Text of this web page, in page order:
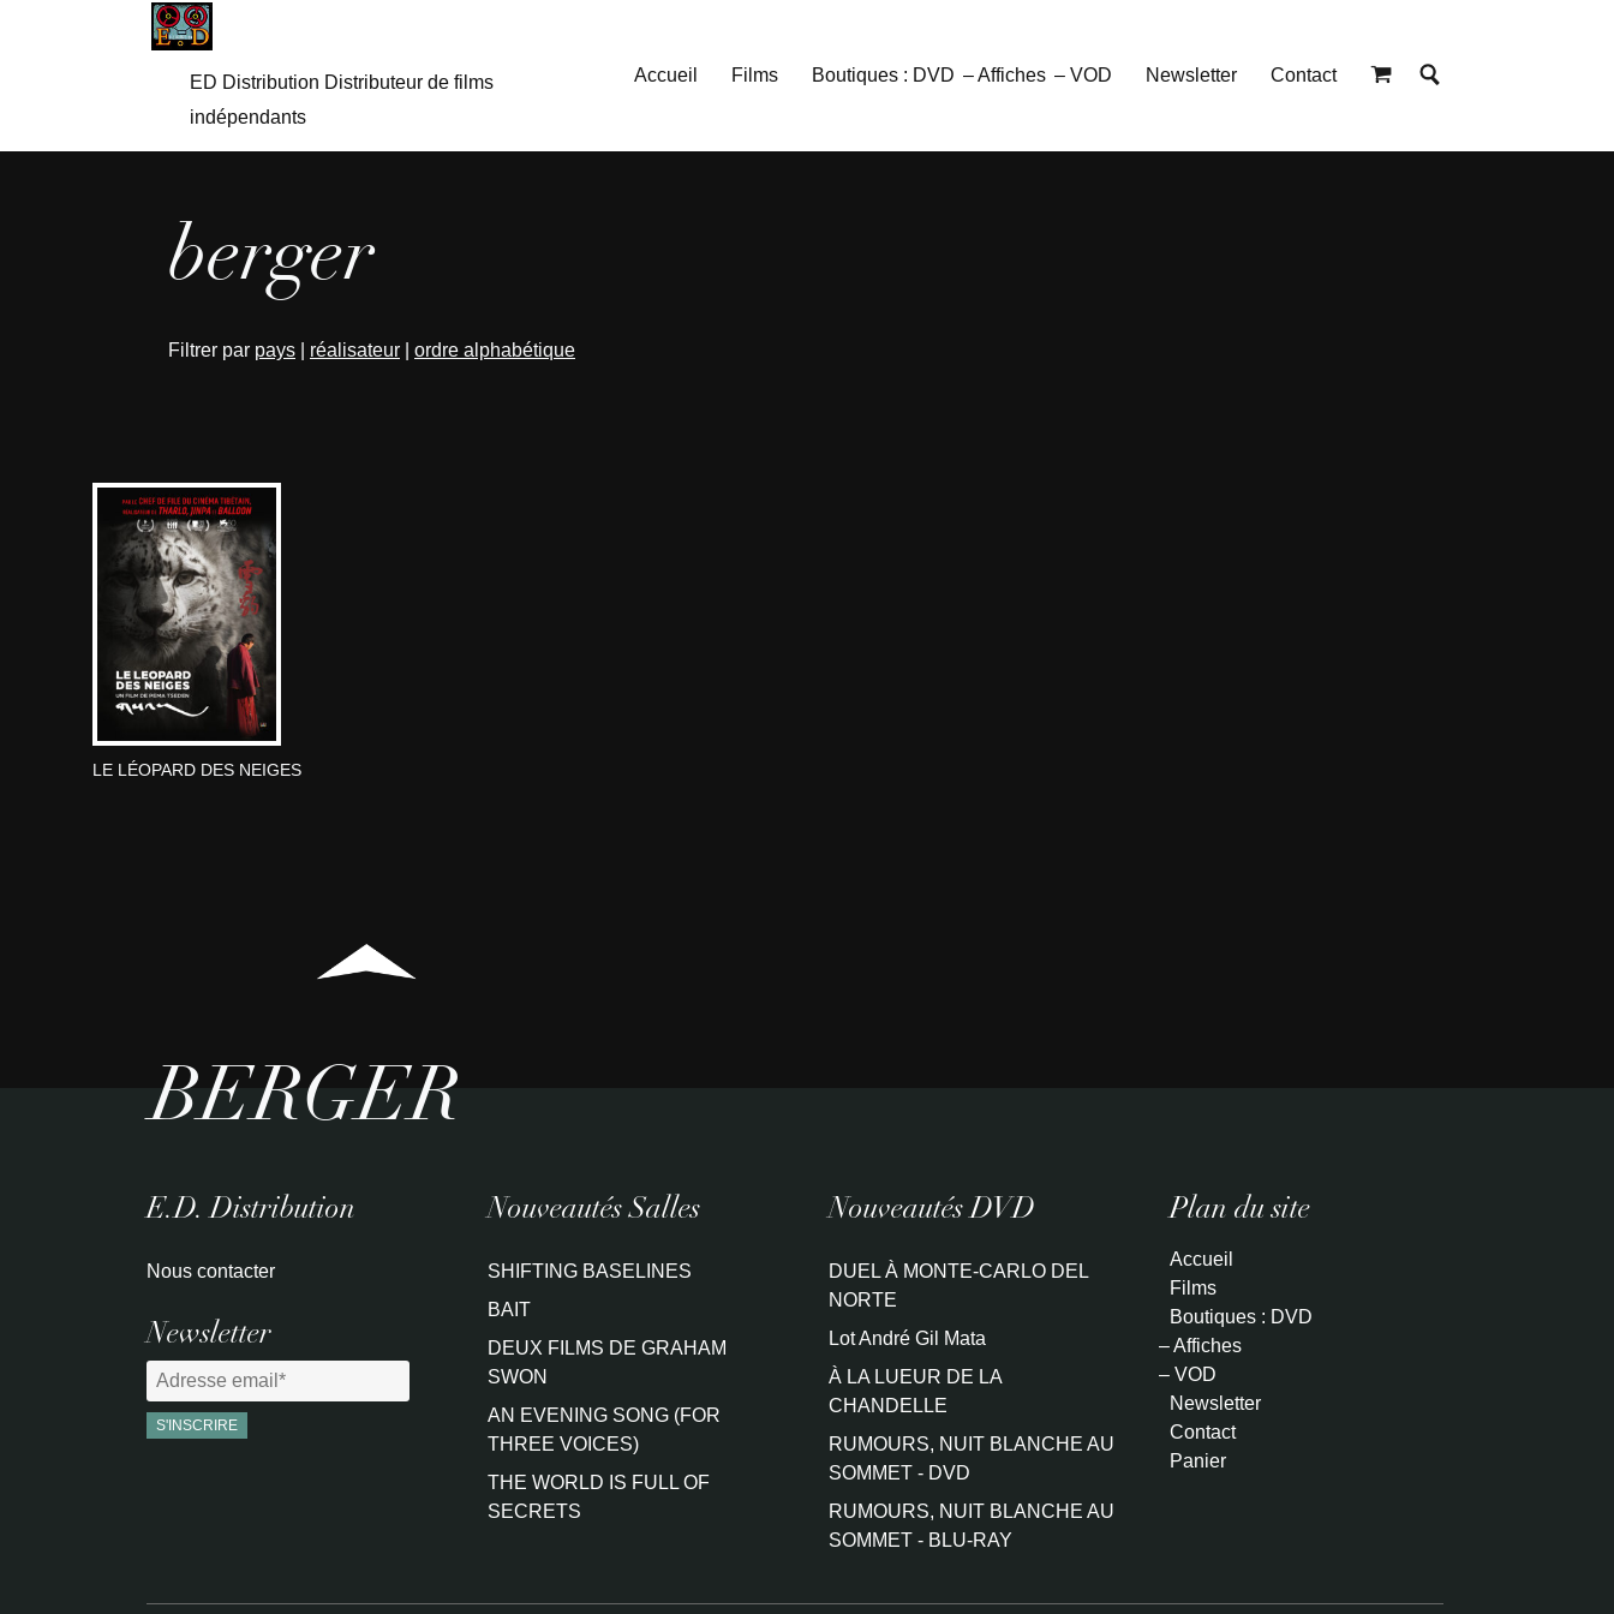
ED Distribution Distributeur de films
indépendants
Accueil Films Boutiques : DVD – Affiches – VOD Newsletter Contact
berger
Filtrer par pays réalisateur ordre alphabétique
LE LÉOPARD DES NEIGES
BERGER
E.D. Distribution
Nous contacter
Newsletter
Nouveautés Salles
SHIFTING BASELINES
BAIT
DEUX FILMS DE GRAHAM
SWON
AN EVENING SONG (FOR
THREE VOICES)
THE WORLD IS FULL OF
SECRETS
Nouveautés DVD
DUEL À MONTE-CARLO DEL
NORTE
Lot André Gil Mata
À LA LUEUR DE LA
CHANDELLE
RUMOURS, NUIT BLANCHE AU
SOMMET - DVD
RUMOURS, NUIT BLANCHE AU
SOMMET - BLU-RAY
Plan du site
Accueil
Films
Boutiques : DVD
– Affiches
– VOD
Newsletter
Contact
Panier